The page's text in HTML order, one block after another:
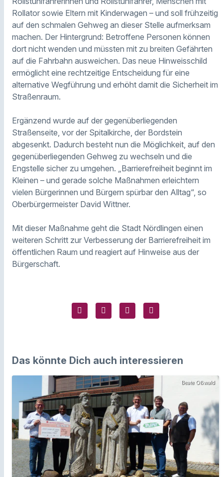
Rollator sowie Eltern mit Kinderwagen – und soll frühzeitig
auf den schmalen Gehweg an dieser Stelle aufmerksam
machen. Der Hintergrund: Betroffene Personen können
dort nicht wenden und müssten mit zu breiten Gefährten
auf die Fahrbahn ausweichen. Das neue Hinweisschild
ermöglicht eine rechtzeitige Entscheidung für eine
alternative Wegführung und erhöht damit die Sicherheit im
Straßenraum.
Ergänzend wurde auf der gegenüberliegenden
Straßenseite, vor der Spitalkirche, der Bordstein
abgesenkt. Dadurch besteht nun die Möglichkeit, auf den
gegenüberliegenden Gehweg zu wechseln und die
Engstelle sicher zu umgehen. „Barrierefreiheit beginnt im
Kleinen – und gerade solche Maßnahmen erleichtern
vielen Bürgerinnen und Bürgern spürbar den Alltag“, so
Oberbürgermeister David Wittner.
Mit dieser Maßnahme geht die Stadt Nördlingen einen
weiteren Schritt zur Verbesserung der Barrierefreiheit im
öffentlichen Raum und reagiert auf Hinweise aus der
Bürgerschaft.
Das könnte Dich auch interessieren
Beate Oßwald